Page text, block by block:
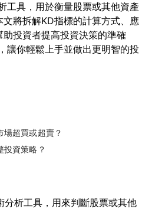
工具，用於衡量股票或其他資產
將拆解KD指標的計算方式、應
投資者提高投資決策的準確
讓你輕鬆上手並做出更明智的投
超買或超賣？
投資策略？
分析工具，用來判斷股票或其他